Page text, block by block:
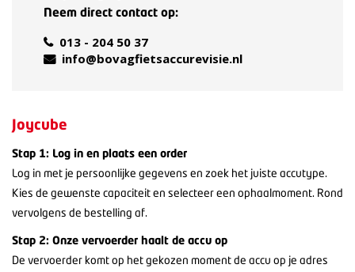
Neem direct contact op:
013 - 204 50 37
info@bovagfietsaccurevisie.nl
Joycube
Stap 1: Log in en plaats een order
Log in met je persoonlijke gegevens en zoek het juiste accutype.
Kies de gewenste capaciteit en selecteer een ophaalmoment. Rond
vervolgens de bestelling af.
Stap 2: Onze vervoerder haalt de accu op
De vervoerder komt op het gekozen moment de accu op je adres